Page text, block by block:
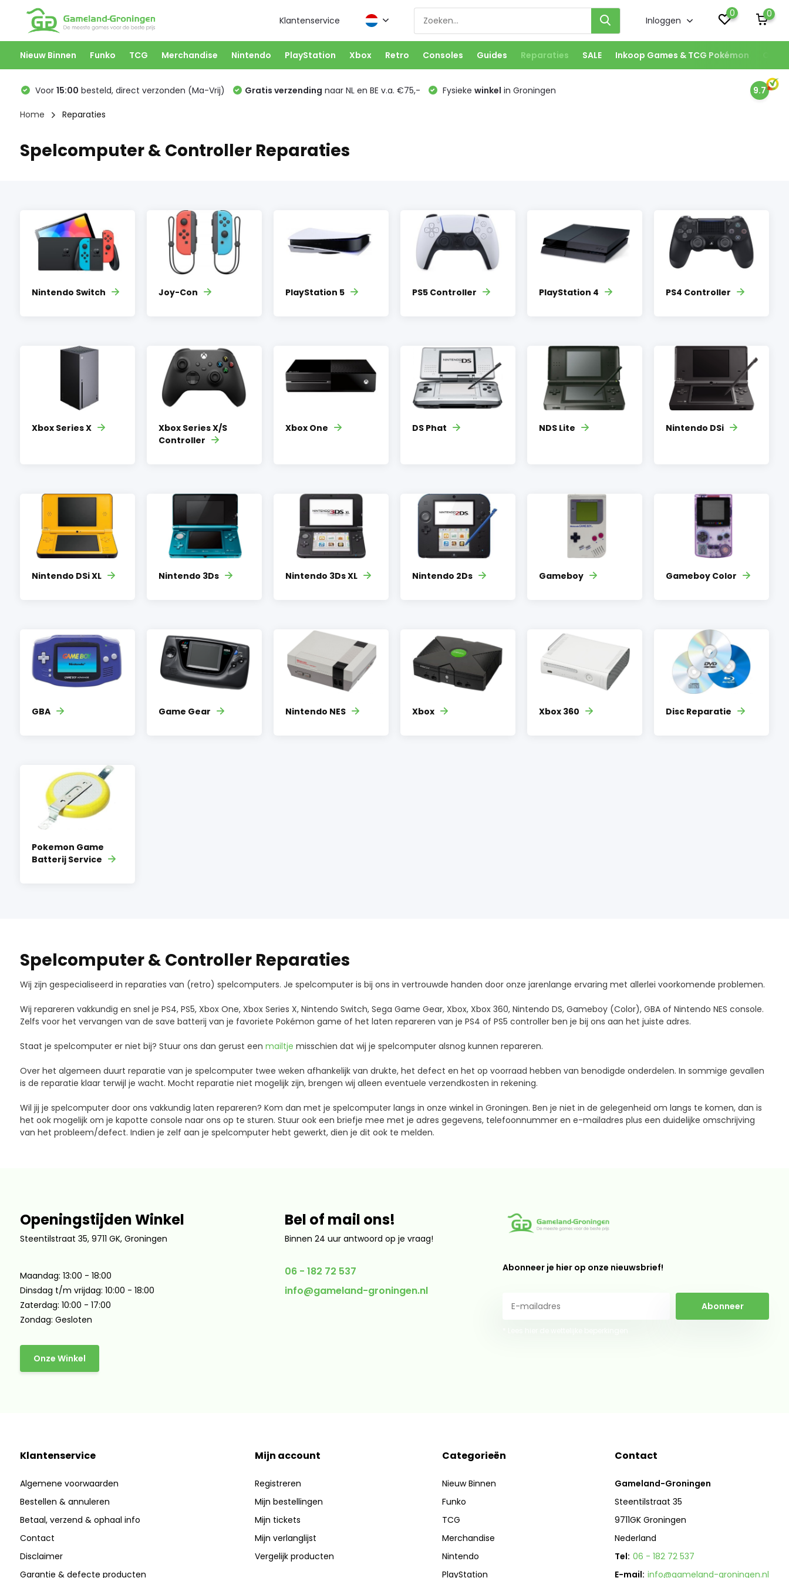
Klantenservice Inloggen
0 0
Nieuw Binnen Funko TCG Merchandise Nintendo PlayStation Xbox Retro Consoles Guides Reparaties SALE Inkoop Games & TCG Pokémon
Voor 15:00 besteld, direct verzonden (Ma-Vrij) Gratis verzending naar NL en BE v.a. €75,- Fysieke winkel in Groningen 9.7
Home Reparaties
Spelcomputer & Controller Reparaties
Nintendo Switch Joy-Con PlayStation 5 PS5 Controller PlayStation 4 PS4 Controller
Xbox Series X
Xbox Series X/S
Controller
Xbox One DS Phat NDS Lite Nintendo DSi
Nintendo DSi XL Nintendo 3Ds Nintendo 3Ds XL Nintendo 2Ds Gameboy Gameboy Color
GBA Game Gear Nintendo NES Xbox Xbox 360 Disc Reparatie
Pokemon Game
Batterij Service
Spelcomputer & Controller Reparaties
Wij zijn gespecialiseerd in reparaties van (retro) spelcomputers. Je spelcomputer is bij ons in vertrouwde handen door onze jarenlange ervaring met allerlei voorkomende problemen.
Wij repareren vakkundig en snel je PS4, PS5, Xbox One, Xbox Series X, Nintendo Switch, Sega Game Gear, Xbox, Xbox 360, Nintendo DS, Gameboy (Color), GBA of Nintendo NES console.
Zelfs voor het vervangen van de save batterij van je favoriete Pokémon game of het laten repareren van je PS4 of PS5 controller ben je bij ons aan het juiste adres.
Staat je spelcomputer er niet bij? Stuur ons dan gerust een mailtje misschien dat wij je spelcomputer alsnog kunnen repareren.
Over het algemeen duurt reparatie van je spelcomputer twee weken afhankelijk van drukte, het defect en het op voorraad hebben van benodigde onderdelen. In sommige gevallen
is de reparatie klaar terwijl je wacht. Mocht reparatie niet mogelijk zijn, brengen wij alleen eventuele verzendkosten in rekening.
Wil jij je spelcomputer door ons vakkundig laten repareren? Kom dan met je spelcomputer langs in onze winkel in Groningen. Ben je niet in de gelegenheid om langs te komen, dan is
het ook mogelijk om je kapotte console naar ons op te sturen. Stuur ook een briefje mee met je adres gegevens, telefoonnummer en e-mailadres plus een duidelijke omschrijving
van het probleem/defect. Indien je zelf aan je spelcomputer hebt gewerkt, dien je dit ook te melden.
Openingstijden Winkel
Steentilstraat 35, 9711 GK, Groningen
Maandag: 13:00 - 18:00
Dinsdag t/m vrijdag: 10:00 - 18:00
Zaterdag: 10:00 - 17:00
Zondag: Gesloten
Onze Winkel
Bel of mail ons!
Binnen 24 uur antwoord op je vraag!
06 - 182 72 537
info@gameland-groningen.nl
Abonneer je hier op onze nieuwsbrief!
Abonneer
Klantenservice
Algemene voorwaarden
Bestellen & annuleren
Betaal, verzend & ophaal info
Contact
Disclaimer
Garantie & defecte producten
Mijn account
Registreren
Mijn bestellingen
Mijn tickets
Mijn verlanglijst
Vergelijk producten
Categorieën
Nieuw Binnen
Funko
TCG
Merchandise
Nintendo
PlayStation
Contact
Gameland-Groningen
Steentilstraat 35
9711GK Groningen
Nederland
Tel: 06 - 182 72 537
E-mail: info@gameland-groningen.nl